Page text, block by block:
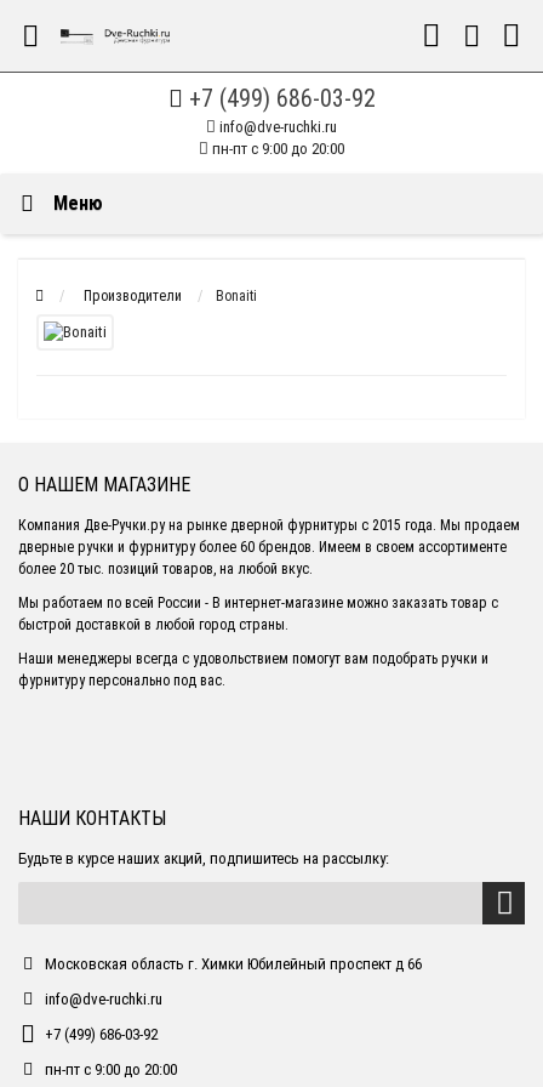
+7 (499) 686-03-92
info@dve-ruchki.ru
пн-пт с 9:00 до 20:00
Меню
Производители Bonaiti
О НАШЕМ МАГАЗИНЕ
Компания Две-Ручки.ру на рынке дверной фурнитуры с 2015 года. Мы продаем
дверные ручки и фурнитуру более 60 брендов. Имеем в своем ассортименте
более 20 тыс. позиций товаров, на любой вкус.
Мы работаем по всей России - В интернет-магазине можно заказать товар с
быстрой доставкой в любой город страны.
Наши менеджеры всегда с удовольствием помогут вам подобрать ручки и
фурнитуру персонально под вас.
НАШИ КОНТАКТЫ
Будьте в курсе наших акций, подпишитесь на рассылку:
Московская область г. Химки Юбилейный проспект д 66
info@dve-ruchki.ru
+7 (499) 686-03-92
пн-пт с 9:00 до 20:00